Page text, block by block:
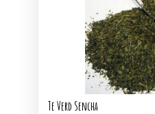
Te Verd Sencha